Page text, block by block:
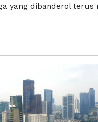
yang dibanderol terus